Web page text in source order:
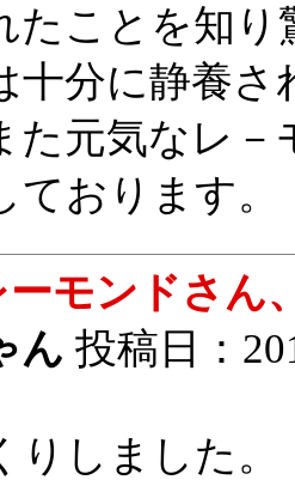
たことを知
十分に静養
た元気なレ
ております。
ーモンドさん
ん 投稿日：
りしました。